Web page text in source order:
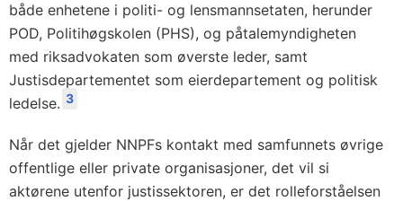
både enhetene i politi- og lensmannsetaten, herunder
POD, Politihøgskolen (PHS), og påtalemyndigheten
med riksadvokaten som øverste leder, samt
Justisdepartementet som eierdepartement og politisk
ledelse. 3
Når det gjelder NNPFs kontakt med samfunnets øvrige
offentlige eller private organisasjoner, det vil si
aktørene utenfor justissektoren, er det rolleforståelsen